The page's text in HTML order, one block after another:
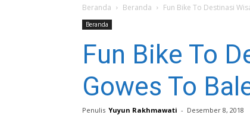
Beranda Beranda Fun Bike To Destinasi
Beranda
Fun Bike To
Gowes To
Penulis Yuyun Rakhmawati - Desember 8, 2018